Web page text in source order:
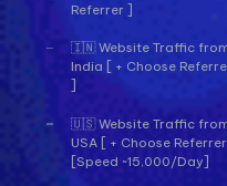
Referrer ]
🇮🇳 Website Traffic
India [ + Choose
🇺🇸 Website Traffic
USA [ + Choose
[Speed ~15,000/Day]
và tự nhiên,